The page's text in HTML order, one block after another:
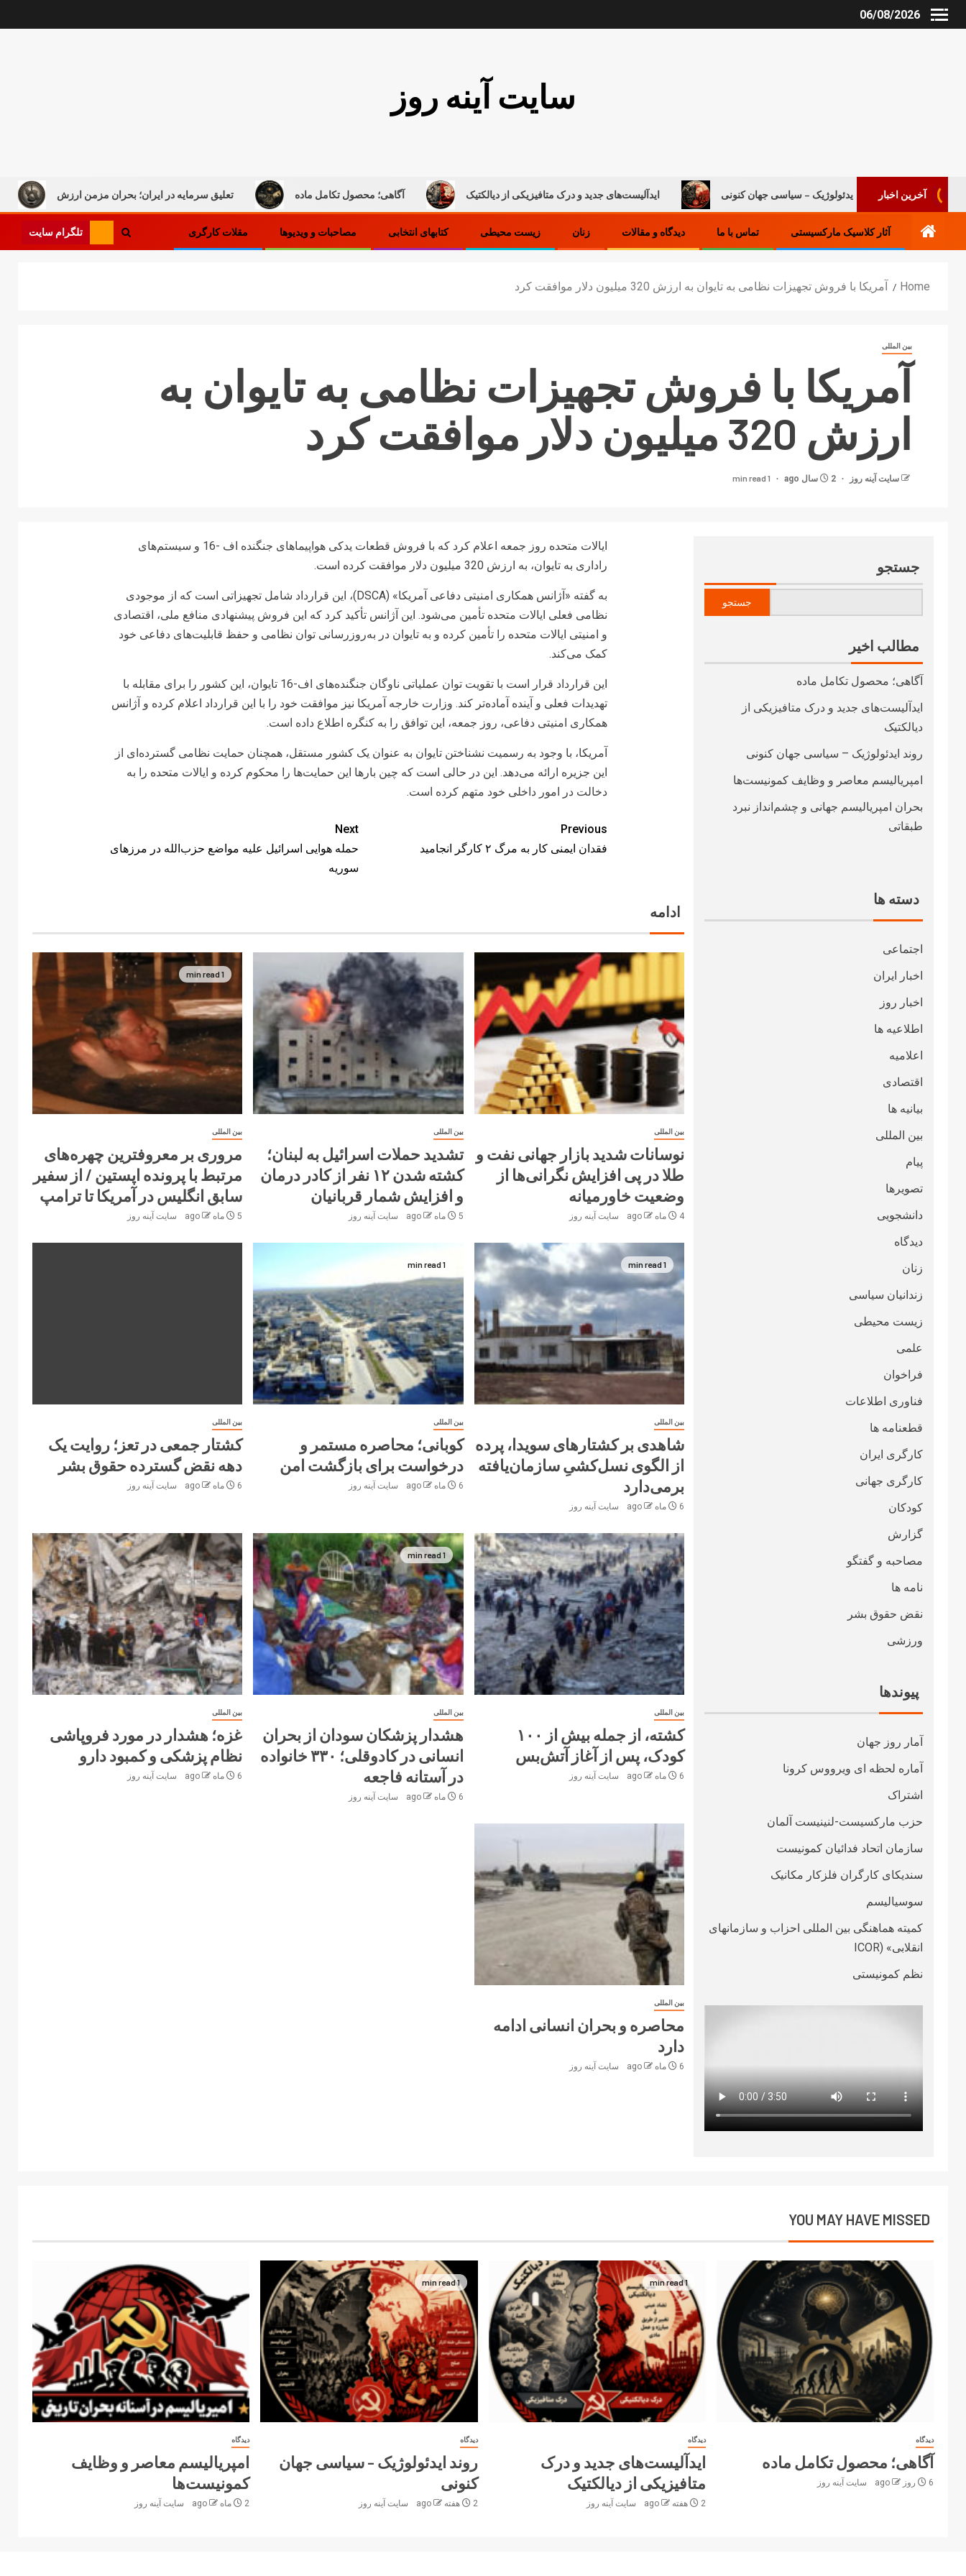
06/08/2026
سایت آینه روز
آخرین اخبار کار در تعلیق سرمایه در ایران؛ بحران مزمن ارزش آگاهی؛ محصول تکامل ماده ایدآلیست‌های جدید و درک متافیزیکی از دیالکتیک روند ایدئولوژیک – سیاسی جهان کنونی
آثار کلاسیک مارکسیستی تماس با ما دیدگاه و مقالات زنان زیست محیطی کتابهای انتخابی مصاحبات و ویدیوها مقلات کارگری تلگرام سایت
Home آمریکا با فروش تجهیزات نظامی به تایوان به ارزش 320 میلیون دلار موافقت کرد
بین المللی
آمریکا با فروش تجهیزات نظامی به تایوان به
ارزش 320 میلیون دلار موافقت کرد
سایت آینه‌ روز 2 سال ago 1 min read
ایالات متحده روز جمعه اعلام کرد که با فروش قطعات یدکی هواپیماهای جنگنده اف -16 و سیستم‌های
راداری به تایوان، به ارزش 320 میلیون دلار موافقت کرده است.
به گفته «آژانس همکاری امنیتی دفاعی آمریکا» (DSCA)، این قرارداد شامل تجهیزاتی است که از موجودی
نظامی فعلی ایالات متحده تأمین می‌شود. این آژانس تأکید کرد که این فروش پیشنهادی منافع ملی، اقتصادی
و امنیتی ایالات متحده را تأمین کرده و به تایوان در به‌روزرسانی توان نظامی و حفظ قابلیت‌های دفاعی خود
کمک می‌کند.
این قرارداد قرار است با تقویت توان عملیاتی ناوگان جنگنده‌های اف-16 تایوان، این کشور را برای مقابله با
تهدیدات فعلی و آینده آماده‌تر کند. وزارت خارجه آمریکا نیز موافقت خود را با این قرارداد اعلام کرده و آژانس
همکاری امنیتی دفاعی، روز جمعه، این توافق را به کنگره اطلاع داده است.
آمریکا، با وجود به رسمیت نشناختن تایوان به عنوان یک کشور مستقل، همچنان حمایت نظامی گسترده‌ای از
این ‌جزیره ارائه می‌دهد. این در حالی است که چین بارها این حمایت‌ها را محکوم کرده و ایالات متحده را به
دخالت در امور داخلی خود متهم کرده است.
Previous
فقدان ایمنی کار به مرگ ۲ کارگر انجامید
Next
حمله هوایی اسرائیل علیه مواضع حزب‌الله در مرزهای
سوریه
ادامه
بین المللی
نوسانات شدید بازار جهانی نفت و
طلا در پی افزایش نگرانی‌ها از
وضعیت خاورمیانه
4 ماه ago سایت آینه‌ روز
بین المللی
تشدید حملات اسرائیل به لبنان؛
کشته شدن ۱۲ نفر از کادر درمان
و افزایش شمار قربانیان
5 ماه ago سایت آینه‌ روز
1 min read
بین المللی
مروری بر معروفترین چهره‌های
مرتبط با پرونده اپستین / از سفیر
سابق انگلیس در آمریکا تا ترامپ
5 ماه ago سایت آینه‌ روز
1 min read
بین المللی
شاهدی بر کشتارهای سویدا، پرده
از الگوی نسل‌کشیِ سازمان‌یافته
برمی‌دارد
6 ماه ago سایت آینه‌ روز
1 min read
بین المللی
کوبانی؛ محاصره مستمر و
درخواست‌ برای بازگشت امن
6 ماه ago سایت آینه‌ روز
بین المللی
کشتار جمعی در تعز؛ روایت یک
دهه نقض گسترده حقوق بشر
6 ماه ago سایت آینه‌ روز
بین المللی
کشته، از جمله بیش از ۱۰۰
کودک، پس از آغاز آتش‌بس
6 ماه ago سایت آینه‌ روز
1 min read
بین المللی
هشدار پزشکان سودان از بحران
انسانی در کادوقلی؛ ۳۳۰ خانواده
در آستانه فاجعه
6 ماه ago سایت آینه‌ روز
بین المللی
غزه؛ هشدار در مورد فروپاشی
نظام پزشکی و کمبود دارو
6 ماه ago سایت آینه‌ روز
بین المللی
محاصره و بحران انسانی ادامه
دارد
6 ماه ago سایت آینه‌ روز
جستجو
جستجو
مطالب اخیر
آگاهی؛ محصول تکامل ماده
ایدآلیست‌های جدید و درک متافیزیکی از
دیالکتیک
روند ایدئولوژیک – سیاسی جهان کنونی
امپریالیسم معاصر و وظایف کمونیست‌ها
بحران امپریالیسم جهانی و چشم‌انداز نبرد
طبقاتی
دسته ها
اجتماعی
اخبار ایران
اخبار روز
اطلاعیه ها
اعلامیه
اقتصادی
بیانیه ها
بین المللی
پیام
تصویرها
دانشجویی
دیدگاه
زنان
زندانیان سیاسی
زیست محیطی
علمی
فراخوان
فناوری اطلاعات
قطعنامە ها
کارگری ایران
کارگری جهانی
کودکان
گزارش
مصاحبه و گفتگو
نامه ها
نقض حقوق بشر
ورزشی
پیوندها
آمار روز جهان
آماره لحظه ای ویرووس کرونا
اشتراک
حزب مارکسیست-لنینیست آلمان
سازمان اتحاد فدائیان کمونیست
سندیکای کارگران فلزکار مکانیک
سوسیالیسم
کمیته هماهنگی بین المللی احزاب و سازمانهای
انقلابی» (ICOR
نظم کمونیستی
YOU MAY HAVE MISSED
دیدگاه
آگاهی؛ محصول تکامل ماده
6 روز ago سایت آینه‌ روز
1 min read
دیدگاه
ایدآلیست‌های جدید و درک
متافیزیکی از دیالکتیک
2 هفته ago سایت آینه‌ روز
1 min read
دیدگاه
روند ایدئولوژیک – سیاسی جهان
کنونی
2 هفته ago سایت آینه‌ روز
دیدگاه
امپریالیسم معاصر و وظایف
کمونیست‌ها
2 ماه ago سایت آینه‌ روز